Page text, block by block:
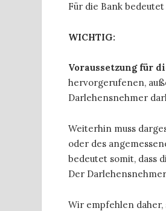
Für die Bank
WICHTIG:
Voraussetzung für
hervorgerufenen,
Darlehensnehmer
Weiterhin muss
oder des
bedeutet somit, dass
Der
Wir empfehlen daher,